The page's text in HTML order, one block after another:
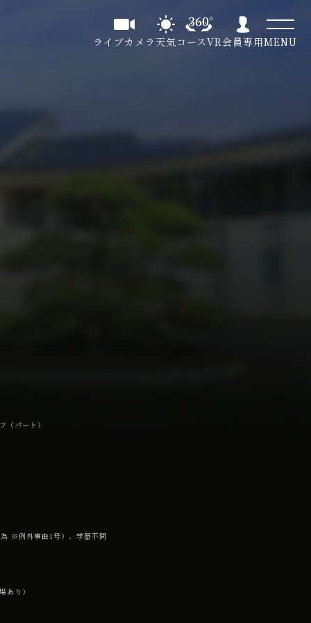
ライブカメラ天気コースVR会員専用MENU
（パート）
※例外事由1号）、学歴不問
あり）